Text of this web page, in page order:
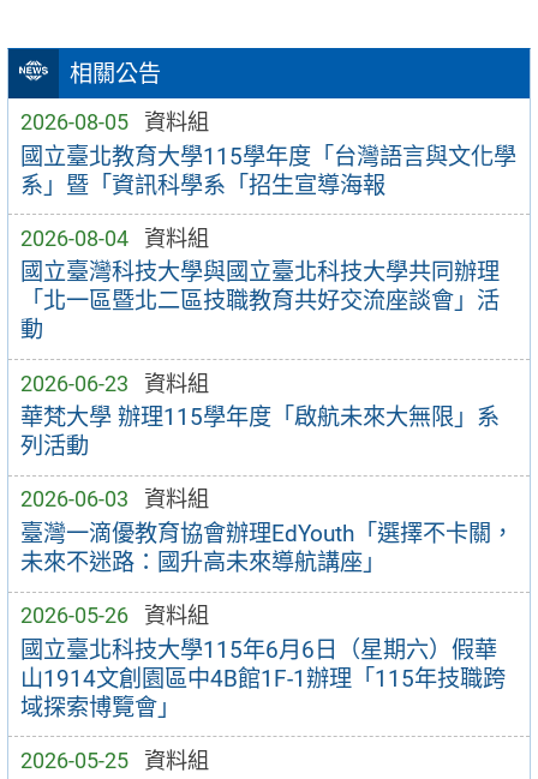
相關公告
2026-08-05 資料組
國立臺北教育大學115學年度「台灣語言與文化學
系」暨「資訊科學系「招生宣導海報
2026-08-04 資料組
國立臺灣科技大學與國立臺北科技大學共同辦理
「北一區暨北二區技職教育共好交流座談會」活
動
2026-06-23 資料組
華梵大學 辦理115學年度「啟航未來大無限」系
列活動
2026-06-03 資料組
臺灣一滴優教育協會辦理EdYouth「選擇不卡關，
未來不迷路：國升高未來導航講座」
2026-05-26 資料組
國立臺北科技大學115年6月6日（星期六）假華
山1914文創園區中4B館1F-1辦理「115年技職跨
域探索博覽會」
2026-05-25 資料組